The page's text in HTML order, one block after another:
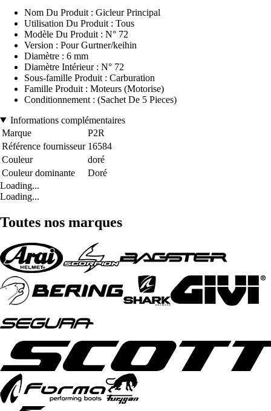
Nom Du Produit : Gicleur Principal
Utilisation Du Produit : Tous
Modèle Du Produit : N° 72
Version : Pour Gurtner/keihin
Diamètre : 6 mm
Diamètre Intérieur : N° 72
Sous-famille Produit : Carburation
Famille Produit : Moteurs (Motorise)
Conditionnement : (Sachet De 5 Pieces)
Informations complémentaires
Marque
P2R
Référence fournisseur 16584
Couleur
doré
Couleur dominante
Doré
Loading...
Loading...
Toutes nos marques